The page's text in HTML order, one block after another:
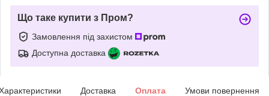
Що таке купити з Пром?
Замовлення під захистом
Доступна доставка
Доставка Оплата Умови повернення